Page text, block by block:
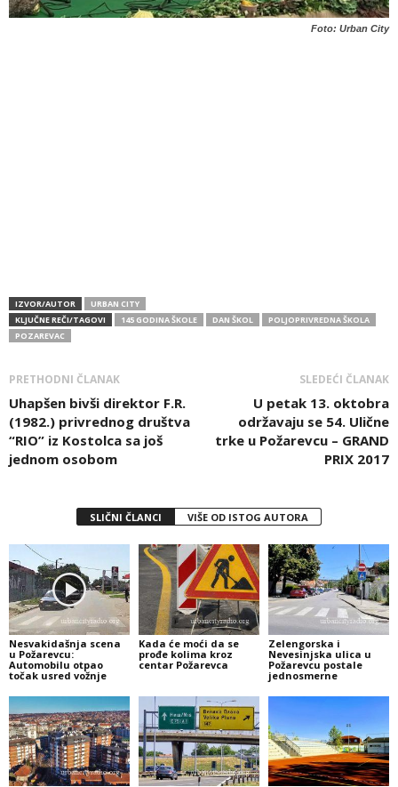
Foto: Urban City
IZVOR/AUTOR
URBAN CITY
KLJUČNE REČI/TAGOVI
145 GODINA ŠKOLE DAN ŠKOL
POLJOPRIVREDNA ŠKOLA
POZAREVAC
PRETHODNI ČLANAK
Uhapšen bivši direktor F.R.
(1982.) privrednog društva
“RIO” iz Kostolca sa još
jednom osobom
SLEDEĆI ČLANAK
U petak 13. oktobra
održavaju se 54. Ulične
trke u Požarevcu – GRAND
PRIX 2017
SLIČNI ČLANCI VIŠE OD ISTOG AUTORA
Nesvakidašnja scena
u Požarevcu:
Automobilu otpao
točak usred vožnje
Kada će moći da se
prođe kolima kroz
centar Požarevca
Zelengorska i
Nevesinjska ulica u
Požarevcu postale
jednosmerne